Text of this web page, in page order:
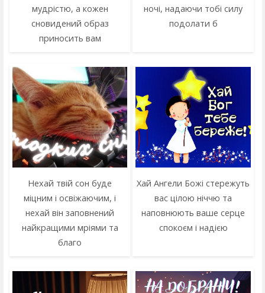
мудрістю, а кожен
сновидений образ
приносить вам
ночі, надаючи тобі силу
подолати б
Нехай твій сон буде
міцним і освіжаючим, і
нехай він заповнений
найкращими мріями та
благо
Хай Ангели Божі стережуть
вас цілою ніччю та
наповнюють ваше серце
спокоєм і надією